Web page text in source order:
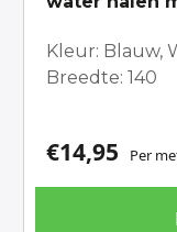
Kleur: Blauw,
Breedte: 140
€14,95 Per